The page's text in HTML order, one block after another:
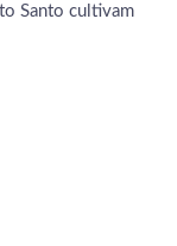
Santo cultivam